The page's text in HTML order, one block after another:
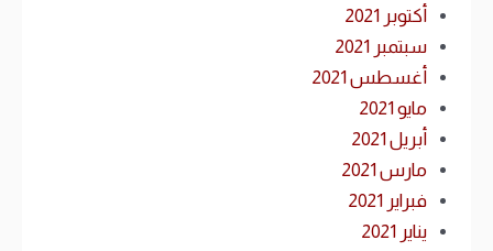
أكتوبر 2021
سبتمبر 2021
أغسطس 2021
مايو 2021
أبريل 2021
مارس 2021
فبراير 2021
يناير 2021